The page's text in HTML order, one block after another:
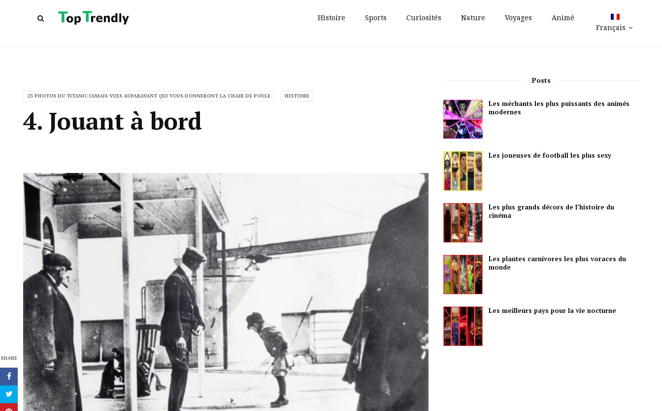
Histoire Sports Curiosités Nature Voyages
Animé
Français
23 PHOTOS DU TITANIC JAMAIS VUES AUPARAVANT QUI VOUS DONNERONT LA CHAIR DE POULE HISTOIRE
4. Jouant à bord
SHARE
Posts
Les méchants les plus puissants des animés
modernes
Les joueuses de football les plus sexy
Les plus grands décors de l’histoire du
cinéma
Les plantes carnivores les plus voraces du
monde
Les meilleurs pays pour la vie nocturne